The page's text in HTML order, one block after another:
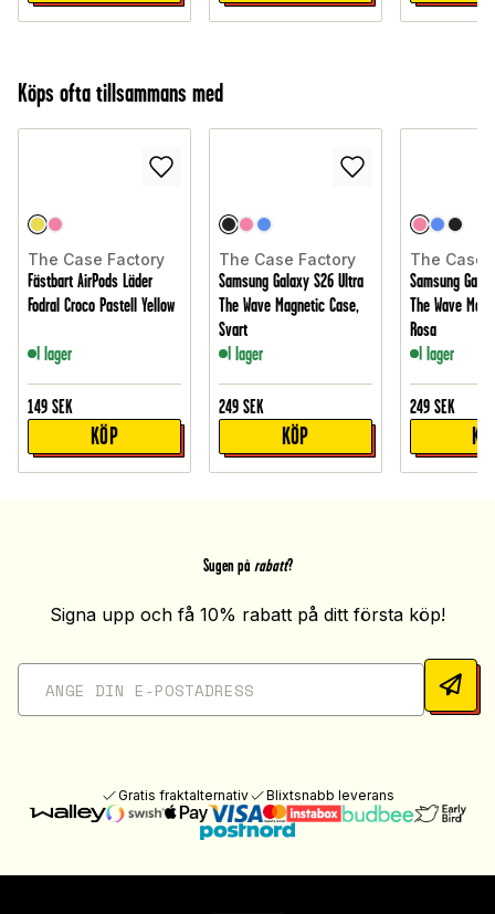
Köps ofta tillsammans med
The Case Factory
Fästbart AirPods Läder
Fodral Croco Pastell Yellow
I lager
149 SEK
KÖP
The Case Factory
Samsung Galaxy S26 Ultra
The Wave Magnetic Case,
Svart
I lager
249 SEK
KÖP
The Case
Samsung
The Wave
Rosa
I lager
249 SEK
Sugen på rabatt?
Signa upp och få 10% rabatt på ditt första köp!
Gratis fraktalternativ Blixtsnabb leverans